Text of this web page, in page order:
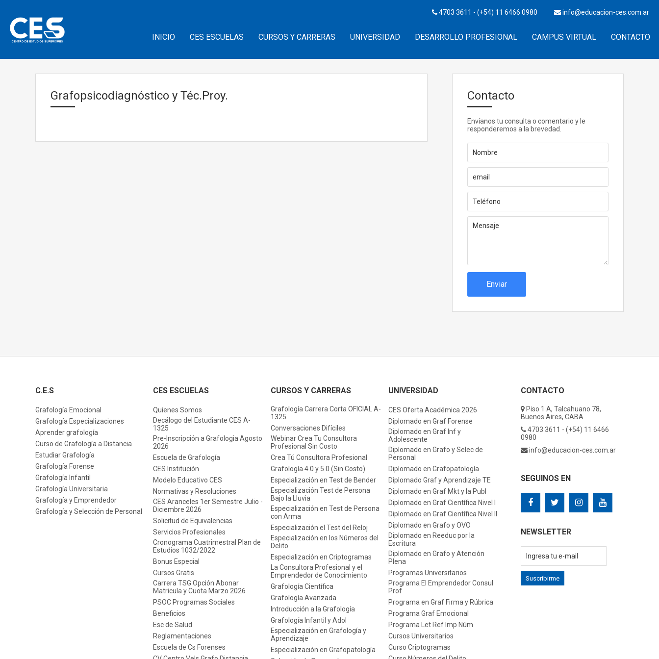
4703 3611 - (+54) 11 6466 0980 info@educacion-ces.com.ar
INICIO CES ESCUELAS CURSOS Y CARRERAS UNIVERSIDAD DESARROLLO PROFESIONAL CAMPUS VIRTUAL CONTACTO
Grafopsicodiagnóstico y Téc.Proy. Contacto
Envíanos tu consulta o comentario y le
responderemos a la brevedad.
Enviar
C.E.S
Grafología Emocional
Grafología Especializaciones
Aprender grafología
Curso de Grafología a Distancia
Estudiar Grafología
Grafología Forense
Grafología Infantil
Grafología Universitaria
Grafología y Emprendedor
Grafología y Selección de Personal
CES ESCUELAS
Quienes Somos
Decálogo del Estudiante CES A-
1325
Pre-Inscripción a Grafologia Agosto
2026
Escuela de Grafología
CES Institución
Modelo Educativo CES
Normativas y Resoluciones
CES Aranceles 1er Semestre Julio -
Diciembre 2026
Solicitud de Equivalencias
Servicios Profesionales
Cronograma Cuatrimestral Plan de
Estudios 1032/2022
Bonus Especial
Cursos Gratis
Carrera TSG Opción Abonar
Matricula y Cuota Marzo 2026
PSOC Programas Sociales
Beneficios
Esc de Salud
Reglamentaciones
Escuela de Cs Forenses
CURSOS Y CARRERAS
Grafología Carrera Corta OFICIAL A-
1325
Conversaciones Difíciles
Webinar Crea Tu Consultora
Profesional Sin Costo
Crea Tú Consultora Profesional
Grafología 4.0 y 5.0 (Sin Costo)
Especialización en Test de Bender
Especialización Test de Persona
Bajo la Lluvia
Especialización en Test de Persona
con Arma
Especialización el Test del Reloj
Especialización en los Números del
Delito
Especialización en Criptogramas
La Consultora Profesional y el
Emprendedor de Conocimiento
Grafología Científica
Grafología Avanzada
Introducción a la Grafología
Grafología Infantil y Adol
Especialización en Grafología y
Aprendizaje
Especialización en Grafopatología
UNIVERSIDAD
CES Oferta Académica 2026
Diplomado en Graf Forense
Diplomado en Graf Inf y
Adolescente
Diplomado en Grafo y Selec de
Personal
Diplomado en Grafopatología
Diplomado Graf y Aprendizaje TE
Diplomado en Graf Mkt y la Publ
Diplomado en Graf Científica Nivel I
Diplomado en Graf Científica Nivel II
Diplomado en Grafo y OVO
Diplomado en Reeduc por la
Escritura
Diplomado en Grafo y Atención
Plena
Programas Universitarios
Programa El Emprendedor Consul
Prof
Programa en Graf Firma y Rúbrica
Programa Graf Emocional
Programa Let Ref Imp Núm
Cursos Universitarios
Curso Criptogramas
CONTACTO
Piso 1 A, Talcahuano 78,
Buenos Aires, CABA
4703 3611 - (+54) 11 6466
0980
info@educacion-ces.com.ar
SEGUINOS EN
NEWSLETTER
Suscribirme